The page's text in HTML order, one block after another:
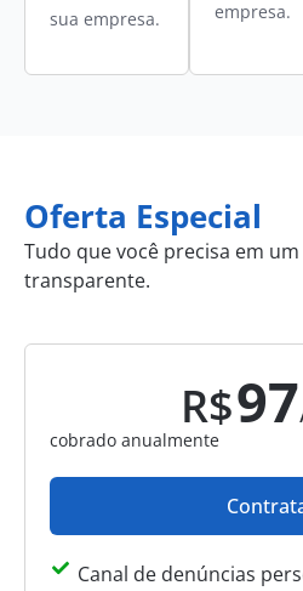
sua empresa.
empresa.
Oferta Especial
Tudo que você precisa em
transparente.
R$97
cobrado anualmente
Canal de denúncias